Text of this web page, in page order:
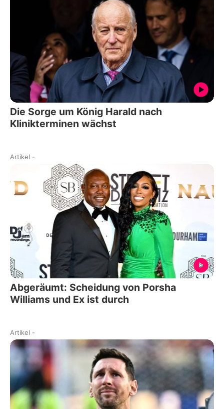
Die Sorge um König Harald nach
Klinikterminen wächst
Artikel -
Abgeräumt: Scheidung von Porsha
Williams und Ex ist durch
Artikel -